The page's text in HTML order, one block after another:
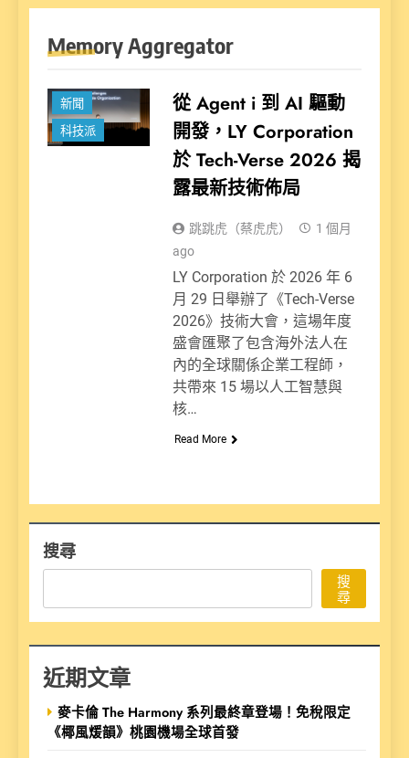
Memory Aggregator
新聞
科技派
從 Agent i 到 AI 驅動
開發，LY Corporation
於 Tech-Verse 2026 揭
露最新技術佈局
跳跳虎（蔡虎虎）
1 個月
ago
LY Corporation 於 2026 年 6
月 29 日舉辦了《Tech-Verse
2026》技術大會，這場年度
盛會匯聚了包含海外法人在
內的全球關係企業工程師，
共帶來 15 場以人工智慧與
核…
Read More
搜尋
搜
尋
近期文章
麥卡倫 The Harmony 系列最終章登場！免稅限定
《椰風煖韻》桃園機場全球首發